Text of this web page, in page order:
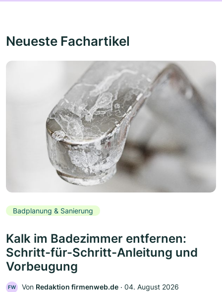
Neueste Fachartikel
Badplanung & Sanierung
Kalk im Badezimmer entfernen:
Schritt-für-Schritt-Anleitung und
Vorbeugung
FW Von Redaktion firmenweb.de ‧ 04. August 2026